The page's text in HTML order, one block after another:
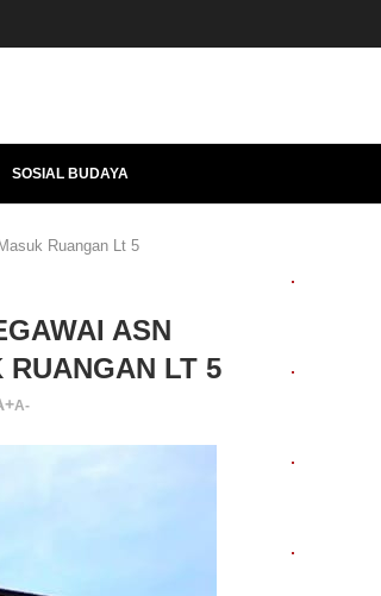
SOSIAL BUDAYA
Ruangan Lt 5
ASN
RUANGAN LT 5
A-